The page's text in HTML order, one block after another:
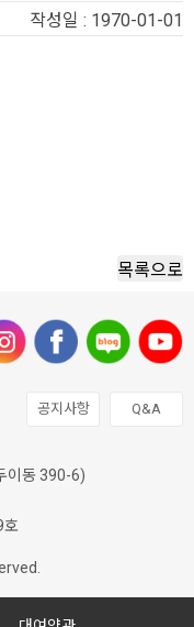
작성일 : 1970-01-01
목록으로
공지사항 Q&A
이동 390-6)
호